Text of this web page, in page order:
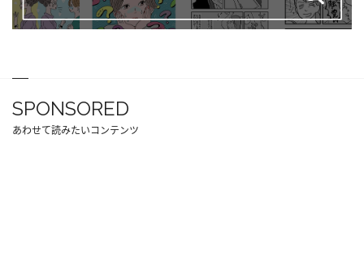
SPONSORED
あわせて読みたいコンテンツ